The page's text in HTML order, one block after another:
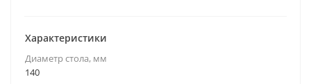
Характеристики
Диаметр стола, мм
140